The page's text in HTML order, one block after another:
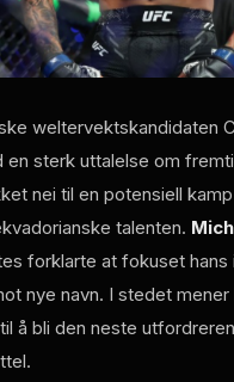
weltervektskandidaten
sterk uttalelse om
nei til en potensiell
talenten.
forklarte at fokuset hans
nye navn. I stedet mener
å bli den neste